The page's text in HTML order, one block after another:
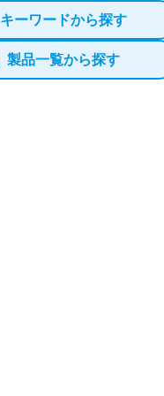
キーワードから探す
製品一覧から探す